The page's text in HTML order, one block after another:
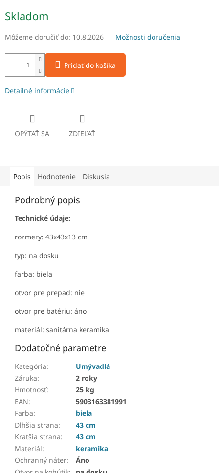
cena:
Skladom
Môžeme doručiť do: 10.8.2026 Možnosti doručenia
Pridať do košíka
Detailné informácie
OPÝTAŤ SA ZDIEĽAŤ
Popis Hodnotenie Diskusia
Podrobný popis
Technické údaje:
rozmery: 43x43x13 cm
typ: na dosku
farba: biela
otvor pre prepad: nie
otvor pre batériu: áno
materiál: sanitárna keramika
Dodatočné parametre
Kategória:
Umývadlá
Záruka:
2 roky
Hmotnosť:
25 kg
EAN:
5903163381991
Farba:
biela
Dlhšia strana:
43 cm
Kratšia strana:
43 cm
Materiál:
keramika
Ochranný náter:
Áno